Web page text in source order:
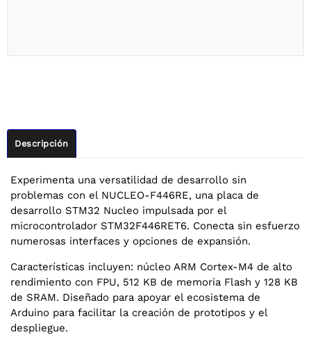
Descripción
Experimenta una versatilidad de desarrollo sin
problemas con el NUCLEO-F446RE, una placa de
desarrollo STM32 Nucleo impulsada por el
microcontrolador STM32F446RET6. Conecta sin esfuerzo
numerosas interfaces y opciones de expansión.
Características incluyen: núcleo ARM Cortex-M4 de alto
rendimiento con FPU, 512 KB de memoria Flash y 128 KB
de SRAM. Diseñado para apoyar el ecosistema de
Arduino para facilitar la creación de prototipos y el
despliegue.